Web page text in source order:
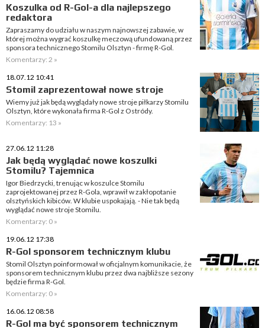
Koszulka od R-Gol-a dla najlepszego
redaktora
Zapraszamy do udziału w naszym najnowszej zabawie, w
której można wygrać koszulkę meczową ufundowaną przez
sponsora technicznego Stomilu Olsztyn - firmę R-Gol.
Komentarzy: 2 »
18.07.12 10:41
Stomil zaprezentował nowe stroje
Wiemy już jak będą wyglądały nowe stroje piłkarzy Stomilu
Olsztyn, które wykonała firma R-Gol z Ostródy.
Komentarzy: 13 »
27.06.12 11:28
Jak będą wyglądać nowe koszulki
Stomilu? Tajemnica
Igor Biedrzycki, trenując w koszulce Stomilu
zaprojektowanej przez R-Gola, wprawił w zakłopotanie
olsztyńskich kibiców. W klubie uspokajają. - Nie tak będą
wyglądać nowe stroje Stomilu.
Komentarzy: 0 »
19.06.12 17:38
R-Gol sponsorem technicznym klubu
Stomil Olsztyn poinformował w oficjalnym komunikacie, że
sponsorem technicznym klubu przez dwa najbliższe sezony
będzie firma R-Gol.
Komentarzy: 0 »
16.06.12 08:58
R-Gol ma być sponsorem technicznym